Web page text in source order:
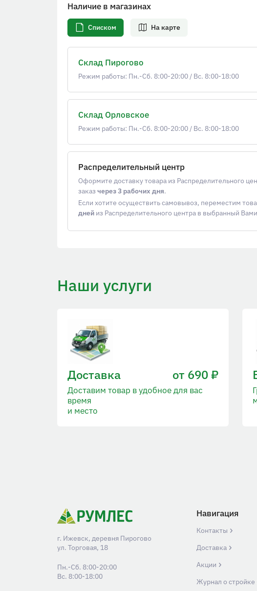
Наличие в магазинах
Списком На карте
Склад Пирогово
Режим работы: Пн.-Сб. 8:00-20:00 / Вс. 8:00-18:00
Склад Орловское
Режим работы: Пн.-Сб. 8:00-20:00 / Вс. 8:00-18:00
Распределительный центр
Оформите доставку товара из Распределительного
заказ через 3 рабочих дня.
Если хотите осуществить самовывоз, переместим
дней из Распределительного центра в выбранный
Наши услуги
Доставка от 690 ₽
Доставим товар в удобное для вас
время
и место
г. Ижевск, деревня Пирогово
ул. Торговая, 18
Пн.-Сб. 8:00-20:00
Вс. 8:00-18:00
Навигация
Контакты
Доставка
Акции
Журнал о стройке